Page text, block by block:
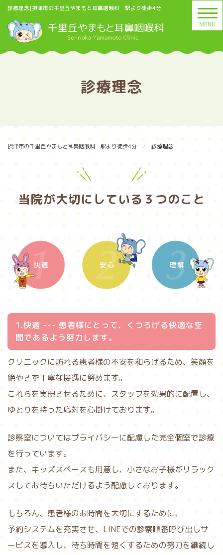
診療理念|摂津市の千里丘やまもと耳鼻咽喉科 駅より徒歩4分
診療理念
摂津市の千里丘やまもと耳鼻咽喉科 駅より徒歩4分 診療理念
当院が大切にしている３つのこと
1.快適 --- 患者様にとって、くつろげる快適な空
間であるよう努力します。
クリニックに訪れる患者様の不安を和らげるため、笑顔を
絶やさず丁寧な接遇に努めます。
これらを実現させるために、スタッフを効果的に配置し、
ゆとりを持った応対を心掛けております。
診察室についてはプライバシーに配慮した完全個室で診療
を行っています。
また、キッズスペースも用意し、小さなお子様がリラック
スしてお待ちいただけるよう配慮しております。
もちろん、患者様のお時間を大切にするために、
予約システムを充実させ、LINEでの診察順番呼び出しサ
ービスを導入し、待ち時間を短くするための努力を継続し